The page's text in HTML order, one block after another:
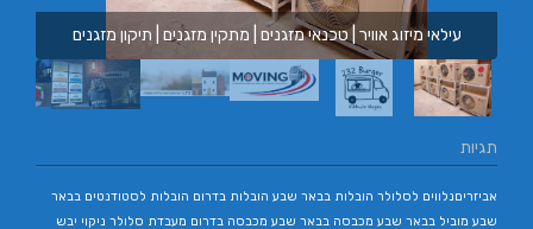
עילאי מיזוג אוויר | טכנאי מזגנים | מתקין מזגנים | תיקון מזגנים
תגיות
אביזריםנלווים לסלולר הובלות בבאר שבע הובלות בדרום הובלות לסטודנטים בבאר
שבע מוביל בבאר שבע מכבסה בבאר שבע מכבסה בדרום מעבדת סלולר ניקוי יבש